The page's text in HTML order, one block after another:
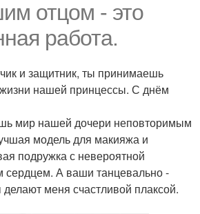
отцом - это
работа.
и защитник, ты принимаешь
жизни нашей принцессы. С днём
мир нашей дочери неповторимым
модель для макияжа и
подружка с невероятной
сердцем. А ваши танцевально -
меня счастливой плаксой.